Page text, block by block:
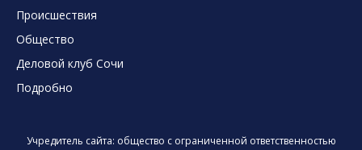
Происшествия
Общество
Деловой клуб Сочи
Подробно
Учредитель сайта: общество с ограниченной ответственностью